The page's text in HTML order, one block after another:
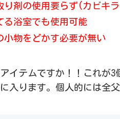
り剤の使用要らず(カビキ
る浴室でも使用可能
小物をどかす必要が無い
イテムですか！！これが
入ります。個人的には全